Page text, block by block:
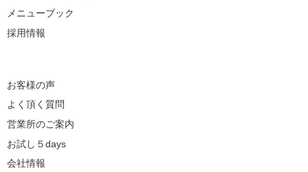
メニューブック
採用情報
お客様の声
よく頂く質問
営業所のご案内
お試し５days
会社情報